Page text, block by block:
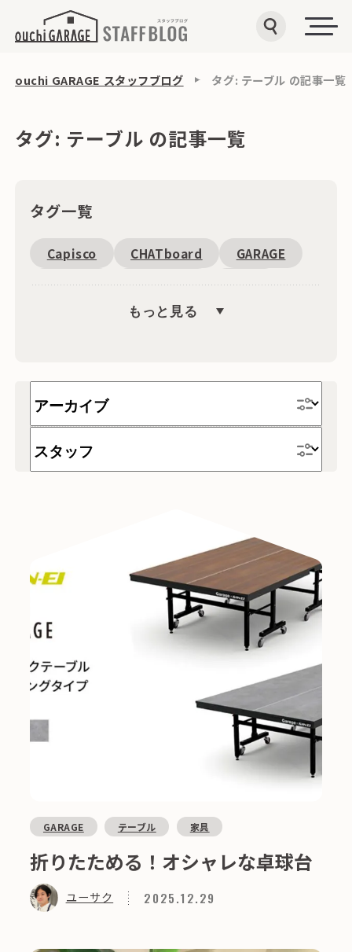
ouchi GARAGE スタッフブログ タグ: テーブル の記事一覧
タグ: テーブル の記事一覧
GARAGE テーブル 家具
折りたためる！オシャレな卓球台
ユーサク 2025.12.29
タグ一覧
Capisco CHATboard
GARAGE
Fantoni
恵比寿周辺
SDGs
文具
海外
デスク
もっと見る